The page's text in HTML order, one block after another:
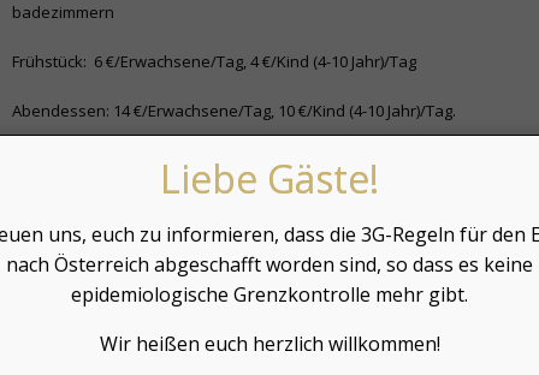
badezimmern
Frühstück: 6 €/Erwachsene/Tag, 4 €/Kind (4-10 Jahr)/Tag
Abendessen: 14 €/Erwachsene/Tag, 10 €/Kind (4-10 Jahr)/Tag.
Kaution: A Appartement 100 €, B Appartement 200 €
Die Preise enthalten die Kurtaxe nicht (2 €/Person/Nacht, für
Personen ab 15 Jahre), die ist vor Ort bezahlbar.
Haustier: 15 €/Tag
Liebe Gäste!
uns, euch zu informieren, dass die 3G-Regeln für den
nach Österreich abgeschafft worden sind, so dass es keine
epidemiologische Grenzkontrolle mehr gibt.
Wir heißen euch herzlich willkommen!